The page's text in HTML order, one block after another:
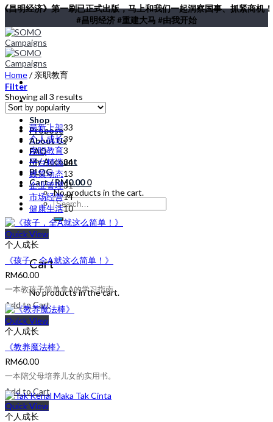
Skip
content
《昌明经济》第一刷已正式出版，马上和我们一起洞察国事、抓紧商机！
#昌明经济 #重建大马 #由我开始
Shop
Propose
About Us
FAQ
My Account
BLOG
Cart /RM0.00 0
No products in the cart.
Search
for:
0
Cart
No products in the cart.
Home/亲职教育
Filter
Showing all 3 results
最新上架33
个人成长39
亲职教育3
products
平台精选3434
政策动态13
products
企业管理5151
products
市场经营1414
products
健康生活1010
products
Quick View
个人成长
《孩子，全A就这么简单！》
RM60.00
一本教孩子简单拿A的学习指南。
Add to Cart
Quick View
个人成长
《教养魔法棒》
RM60.00
一本陪父母培养儿女的实用书。
Add to Cart
Quick View
个人成长